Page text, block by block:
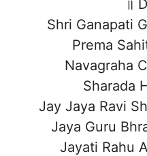
॥
Shri Ganapati
Prema
Navagraha
Sharada
Jay Jaya Ravi
Jaya Guru
Jayati Rahu